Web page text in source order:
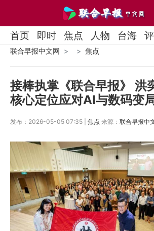
首页 即时 焦点 人物 台海
联合早报中文网 焦点
接棒执掌《联合早报》 洪
核心定位应对AI与数码变
发布：2026-05-05 07:35 | 焦点 来源： 联合早报中